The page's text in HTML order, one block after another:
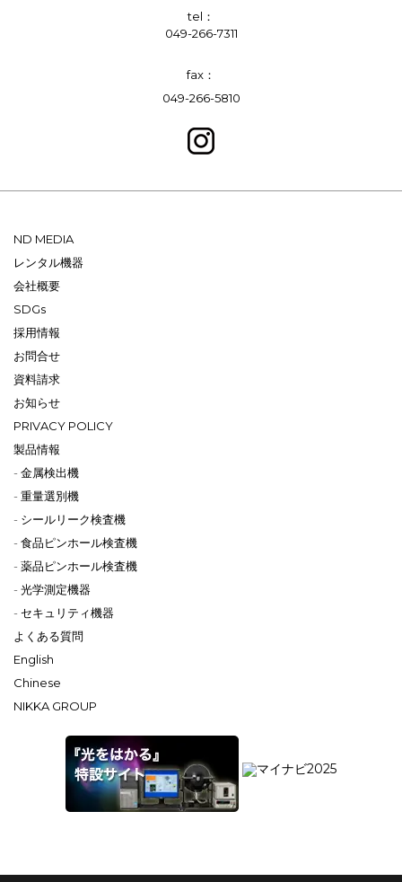
tel：
049-266-7311
fax：
049-266-5810
ND MEDIA
レンタル機器
会社概要
SDGs
採用情報
お問合せ
資料請求
お知らせ
PRIVACY POLICY
製品情報
金属検出機
重量選別機
シールリーク検査機
食品ピンホール検査機
薬品ピンホール検査機
光学測定機器
セキュリティ機器
よくある質問
English
Chinese
NIKKA GROUP